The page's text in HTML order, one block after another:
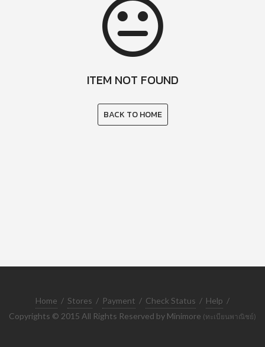
ITEM NOT FOUND
BACK TO HOME
Home / Stores / Payment / Check Status / Help /
Copyrights © 2015 All Rights Reserved by Minimore (ทะเบียนพาณิชย์)